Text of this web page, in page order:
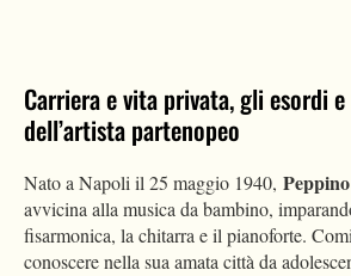
Carriera e vita privata, gli esordi
dell’artista partenopeo
Nato a Napoli il 25 maggio 1940,
avvicina alla musica da bambino,
fisarmonica, la chitarra e il pianoforte.
conoscere nella sua amata città da